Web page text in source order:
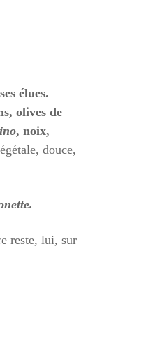
élues.
olives de
, noix,
douce,
reste, lui, sur